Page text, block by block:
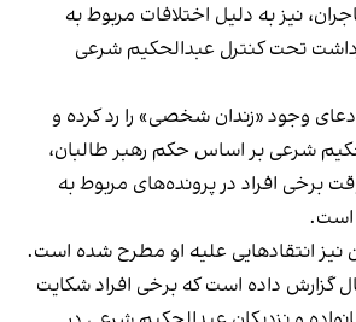
نیز به دلیل اختلافات مربوط به
تحت کنترل عبدالحکیم شرعی
وجود «زندان شخصی» را رد کرده و
شرعی بر اساس حکم رهبر طالبان،
برخی افراد در پرونده‌های مربوط به
است.
نیز انتقادهایی علیه او مطرح شده است.
گزارش داده است که برخی افراد شکایت